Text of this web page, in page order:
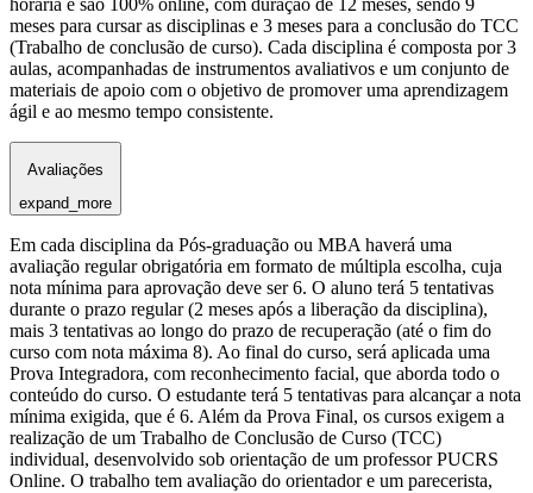
meses para cursar as disciplinas e 3 meses para a conclusão do TCC
(Trabalho de conclusão de curso). Cada disciplina é composta por 3
aulas, acompanhadas de instrumentos avaliativos e um conjunto de
materiais de apoio com o objetivo de promover uma aprendizagem
ágil e ao mesmo tempo consistente.
Avaliações
expand_more
Em cada disciplina da Pós-graduação ou MBA haverá uma
avaliação regular obrigatória em formato de múltipla escolha, cuja
nota mínima para aprovação deve ser 6. O aluno terá 5 tentativas
durante o prazo regular (2 meses após a liberação da disciplina),
mais 3 tentativas ao longo do prazo de recuperação (até o fim do
curso com nota máxima 8). Ao final do curso, será aplicada uma
Prova Integradora, com reconhecimento facial, que aborda todo o
conteúdo do curso. O estudante terá 5 tentativas para alcançar a nota
mínima exigida, que é 6. Além da Prova Final, os cursos exigem a
realização de um Trabalho de Conclusão de Curso (TCC)
individual, desenvolvido sob orientação de um professor PUCRS
Online. O trabalho tem avaliação do orientador e um parecerista,